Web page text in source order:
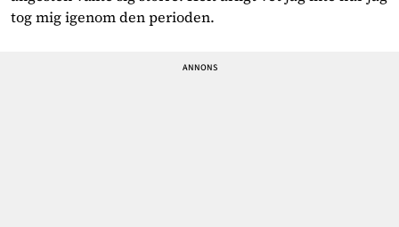
tog mig igenom den perioden.